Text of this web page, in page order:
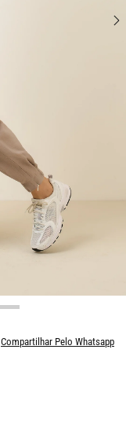
Compartilhar Pelo Whatsapp